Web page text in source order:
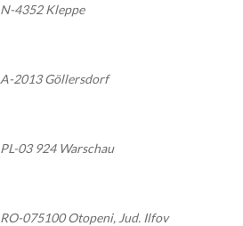
N-4352 Kleppe
A-2013 Göllersdorf
PL-03 924 Warschau
RO-075100 Otopeni, Jud. Ilfov